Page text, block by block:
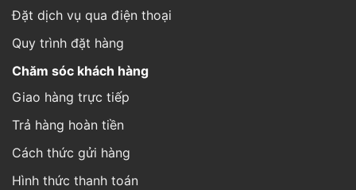
Đặt dịch vụ qua điện thoại
Quy trình đặt hàng
Chăm sóc khách hàng
Giao hàng trực tiếp
Trả hàng hoàn tiền
Cách thức gửi hàng
Hình thức thanh toán